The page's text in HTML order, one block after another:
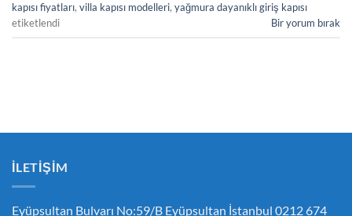
kapısı fiyatları, villa kapısı modelleri, yağmura dayanıklı giriş kapısı
etiketlendi
Bir yorum bırak
İLETIŞIM
Eyüpsultan Bulvarı No:59/B Eyüpsultan İstanbul 0212 674